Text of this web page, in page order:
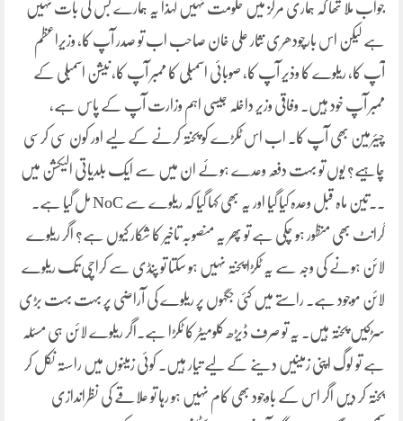
جواب ملا تھا کہ ہماری مرکز میں حکومت نہیں لہٰذا یہ ہمارے بس کی بات نہیں
ہے لیکن اس بارچودھری نثار علی خان صاحب اب تو صدر آپ کا، وزیراعظم
آپ کا، ریلوے کا وذیر آپ کا، صوبائی اسمبلی کا ممبر آپ کا، نیشن اسمبلی کے
ممبر آپ خود ہیں۔ وفاقی وزیر داخلہ جیسی اہم وزارت آپ کے پاس ہے،
چیئرمین بھی آپ کا۔ اب اس ٹکڑے کو پختہ کرنے کے لیے اور کون سی کرسی
چاہیے؟ یوں تو بہت دفعہ وعدے ہوئے ان میں سے ایک بلدیاتی الیکشن میں
۔۔تین ماہ قبل وعدہ کیا گیا اور یہ بھی کہا گیا کہ ریلوے سے NoC مل گیا ہے۔
گرانٹ بھی منظور ہو چکی ہے تو پھر یہ منصوبہ تاخیر کا شکار کیوں ہے؟ اگر ریلوے
لائن ہونے کی وجہ سے یہ ٹکڑا پختہ نہیں ہو سکتا تو پنڈی سے کراچی تک ریلوے
لائن موجود ہے۔ راستے میں کئی جگہوں پر ریلوے کی آراضی پر بہت بہت بڑی
سڑکیں پختہ ہیں۔ یہ تو صرف ڈیڑھ کلومیٹر کا ٹکڑا ہے۔اگر ریلوے لائن ہی مسئلہ
ہے تو لوگ اپنی زمینیں دینے کے لیے تیار ہیں۔ کوئی زمینوں میں راستہ نکل کر
پختہ کر دیں اگر اس کے باوجود بھی کام نہیں ہو رہا تو علاقے کی نظراندازی